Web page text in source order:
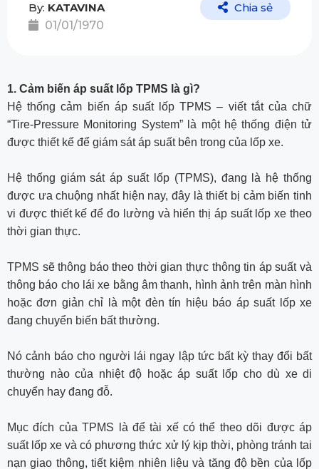
By: KATAVINA
01/01/1970
Chia sẻ
1. Cảm biến áp suất lốp TPMS là gì?
Hệ thống cảm biến áp suất lốp TPMS – viết tắt của chữ
“Tire-Pressure Monitoring System” là một hệ thống điện tử
được thiết kế để giám sát áp suất bên trong của lốp xe.
Hệ thống giám sát áp suất lốp (TPMS), đang là hệ thống
được ưa chuộng nhất hiện nay, đây là thiết bị cảm biến tinh
vi được thiết kế để đo lường và hiển thị áp suất lốp xe theo
thời gian thực.
TPMS sẽ thông báo theo thời gian thực thông tin áp suất và
thông báo cho lái xe bằng âm thanh, hình ảnh trên màn hình
hoặc đơn giản chỉ là một đèn tín hiệu báo áp suất lốp xe
đang chuyển biến bất thường.
Nó cảnh báo cho người lái ngay lập tức bất kỳ thay đổi bất
thường nào của nhiệt độ hoặc áp suất lốp cho dù xe di
chuyển hay đang đỗ.
Mục đích của TPMS là để tài xế có thể theo dõi được áp
suất lốp xe và có phương thức xử lý kịp thời, phòng tránh tai
nạn giao thông, tiết kiệm nhiên liệu và tăng độ bền của lốp